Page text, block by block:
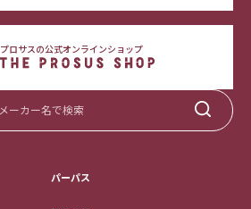
プロサスの公式オンラインショップ
パーパス